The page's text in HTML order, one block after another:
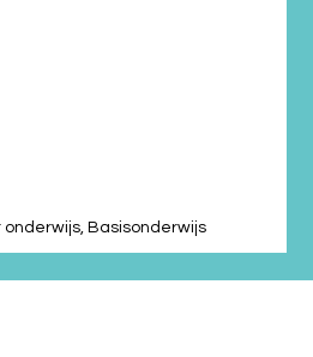
Basisonderwijs